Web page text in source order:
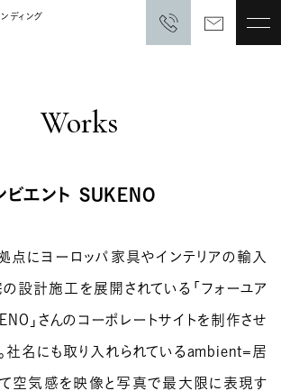
ディング
Works
ビエント SUKENO
点にヨーロッパ家具やインテリアの輸入
設計施工を展開されている「フォーユア
」さんのコーポレートサイトを制作させ
社名にも取り入れられているambient=居
て空気感を映像と写真で最大限に表現す